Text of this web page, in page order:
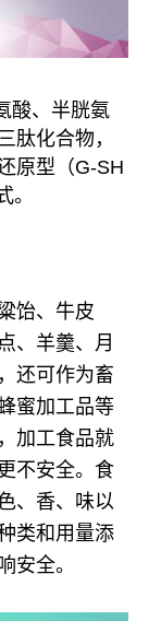
酸、半胱氨
肽化合物，
原型（G-SH
。
饴、牛皮
、羊羹、月
还可作为畜
蜜加工品等
加工食品就
不安全。食
、香、味以
类和用量添
安全。